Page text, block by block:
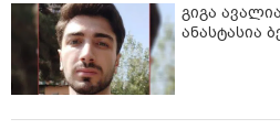
გიგა
ანასტასია